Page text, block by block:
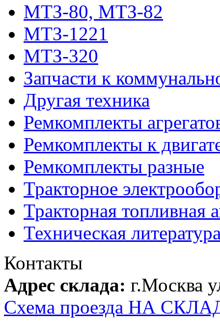
МТЗ-80, МТЗ-82
МТЗ-1221
МТЗ-320
Запчасти к
Другая техника
Ремкомплекты
Ремкомплекты к
Ремкомплекты разные
Тракторное
Тракторная топливная
Техническая
Контакты
Адрес склада: г.Москва
Схема проезда НА